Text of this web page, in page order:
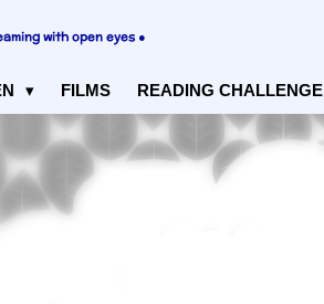
with open eyes ●
FILMS READING CHALLENGE